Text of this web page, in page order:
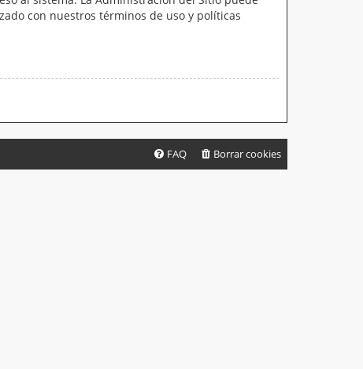
con nuestros términos de uso y políticas
Borrar cookies
FAQ